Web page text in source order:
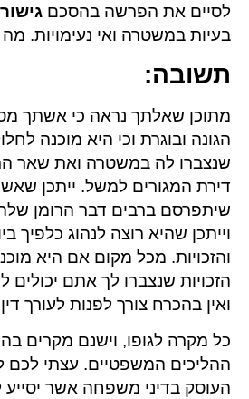
לסיים את הפרשה בהסכם גישור
בעיות במשטרה ואי נעימויות.
תשובה:
מתוכן שאלתך נראה כי אשתך
הגונה ובוגרת וכי היא מוכנה
שנצברו לה במשטרה ואת שאר
דירת המגורים למשל. ייתכן
שיתפרסם ברבים דבר הרומן
וייתכן שהיא רוצה לנהוג כלפיך
והזכויות. מכל מקום אם היא
הזכויות שנצברו לך אתם יכולים
ואין בהכרח צורך לפנות לעורך
כל מקרה לגופו, וישנם מקרים
ההליכים המשפטיים. עצתי לכם
העוסק בדיני משפחה אשר